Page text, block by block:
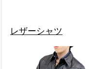
レザーシャツ